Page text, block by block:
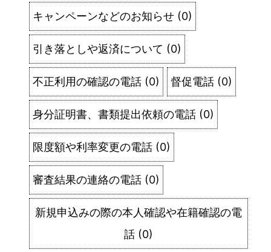
キャンペーンなどのお知らせ (0)
引き落としや返済について (0)
不正利用の確認の電話 (0) 督促電話 (0)
身分証明書、書類提出依頼の電話 (0)
限度額や利率変更の電話 (0)
審査結果の連絡の電話 (0)
新規申込みの際の本人確認や在籍確認の電
話 (0)